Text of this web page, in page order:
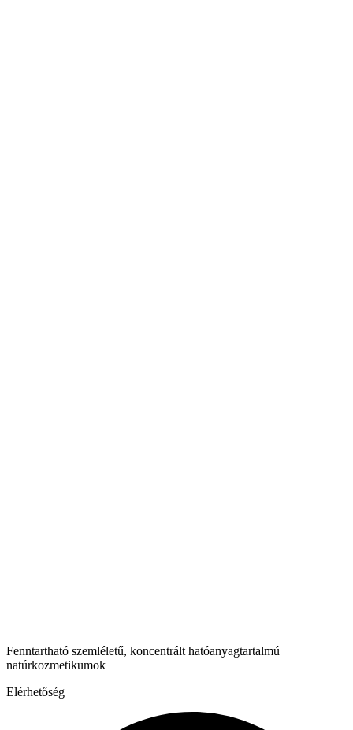
Fenntartható szemléletű, koncentrált hatóanyagtartalmú
natúrkozmetikumok
Elérhetőség